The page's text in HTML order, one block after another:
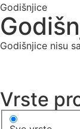
Godišnjice
Godišnjice nisu
Vrste